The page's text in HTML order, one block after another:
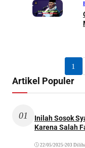
1
Artikel Populer
01
Inilah Sosok
Karena Salah
22/05/2025 •203